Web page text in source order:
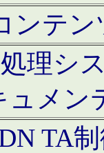
ンテ
理シ
ュメン
TA